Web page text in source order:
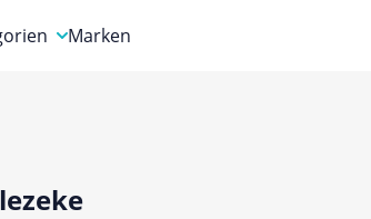
& Magazine
Marken